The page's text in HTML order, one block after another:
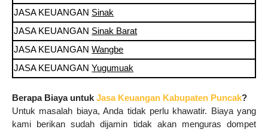
JASA KEUANGAN Sinak
JASA KEUANGAN Sinak Barat
JASA KEUANGANWangbe
JASA KEUANGANYugumuak
Berapa Biaya untuk Jasa Keuangan Kabupaten Puncak?
Untuk masalah biaya, Anda tidak perlu khawatir. Biaya yang
kami berikan sudah dijamin tidak akan menguras dompet